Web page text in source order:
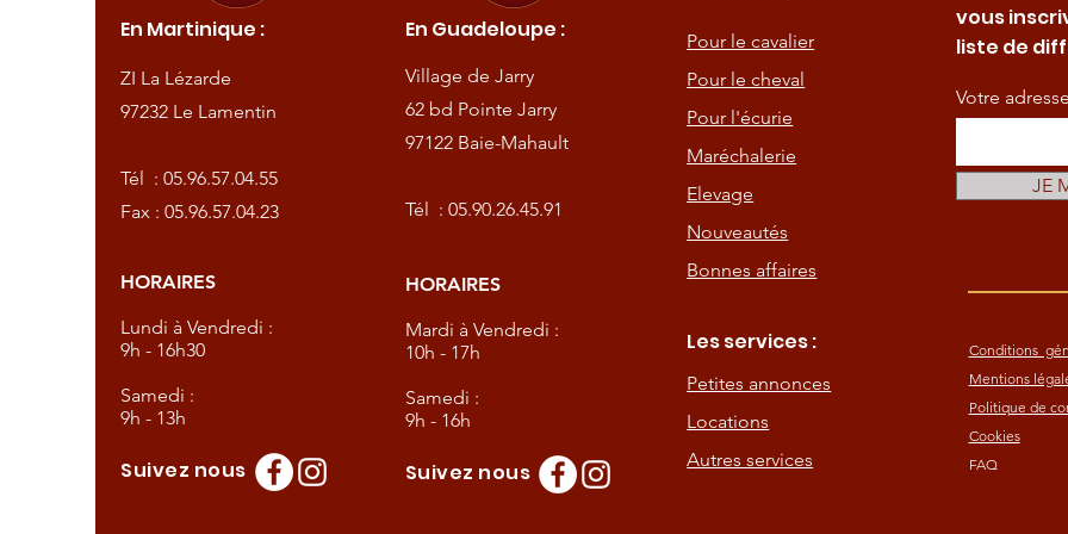
En Martinique :
ZI La Lézarde
97232 Le Lamentin
Tél :05.96.57.04.55
Fax : 05.96.57.04.23
HORAIRES
Lundi à Vendredi :
9h - 16h30
Samedi :
9h - 13h
Suivez nous
En Guadeloupe :
Village de Jarry
62 bd Pointe Jarry
97122 Baie-Mahault
Tél : 05.90.26.45.91
HORAIRES
Mardi à Vendredi :
10h - 17h
Samedi :
9h - 16h
Suivez nous
Pour le cavalier
Pour le cheval
Pour l'écurie
Maréchalerie
Elevage
Nouveautés
Bonnes affaires
Les services :
Petites annonces
Locations
Autres services
vous
liste de
Votre
JE
Conditions
Mentions
Politique de
Cookies
FAQ